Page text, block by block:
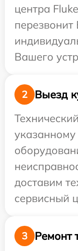
центра
Вашего
2
Выезд
доставим
сервисный
3 Ремонт